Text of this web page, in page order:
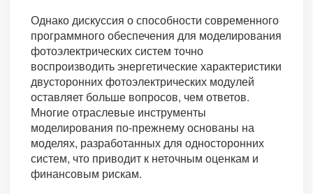
Однако дискуссия о способности современного
программного обеспечения для моделирования
фотоэлектрических систем точно
воспроизводить энергетические характеристики
двусторонних фотоэлектрических модулей
оставляет больше вопросов, чем ответов.
Многие отраслевые инструменты
моделирования по-прежнему основаны на
моделях, разработанных для односторонних
систем, что приводит к неточным оценкам и
финансовым рискам.